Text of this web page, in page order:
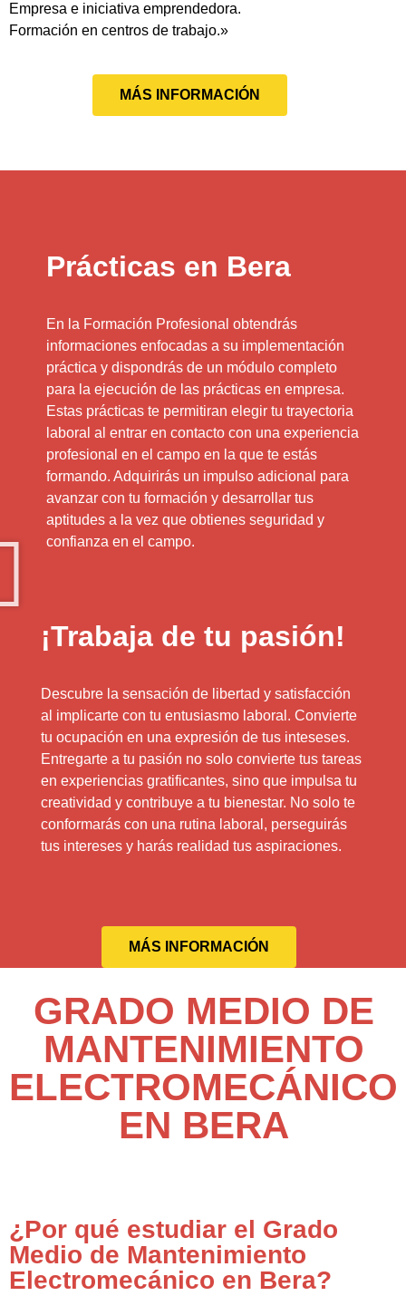
Empresa e iniciativa emprendedora.
Formación en centros de trabajo.»
MÁS INFORMACIÓN
Prácticas en Bera
En la Formación Profesional obtendrás
informaciones enfocadas a su implementación
práctica y dispondrás de un módulo completo
para la ejecución de las prácticas en empresa.
Estas prácticas te permitiran elegir tu trayectoria
laboral al entrar en contacto con una experiencia
profesional en el campo en la que te estás
formando. Adquirirás un impulso adicional para
avanzar con tu formación y desarrollar tus
aptitudes a la vez que obtienes seguridad y
confianza en el campo.
¡Trabaja de tu pasión!
Descubre la sensación de libertad y satisfacción
al implicarte con tu entusiasmo laboral. Convierte
tu ocupación en una expresión de tus inteseses.
Entregarte a tu pasión no solo convierte tus tareas
en experiencias gratificantes, sino que impulsa tu
creatividad y contribuye a tu bienestar. No solo te
conformarás con una rutina laboral, perseguirás
tus intereses y harás realidad tus aspiraciones.
MÁS INFORMACIÓN
GRADO MEDIO DE
MANTENIMIENTO
ELECTROMECÁNICO
EN BERA
¿Por qué estudiar el Grado
Medio de Mantenimiento
Electromecánico en Bera?